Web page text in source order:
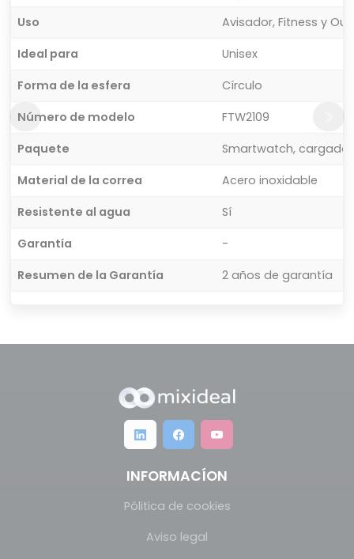
Uso
Avisador, Fitness y
Ideal para
Unisex
Forma de la esfera
Círculo
Número de modelo
FTW2109
Paquete
Smartwatch,
Material de la correa
Acero inoxidable
Resistente al agua
Sí
Garantía
-
Resumen de la Garantía
2 años de garantía
INFORMACÍON
Pólitica de cookies
Aviso legal